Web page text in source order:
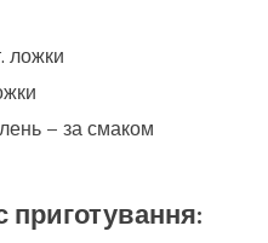
ложки
– за смаком